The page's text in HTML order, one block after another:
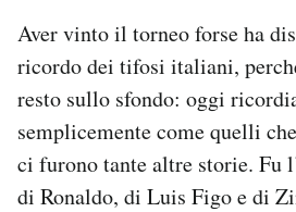
Aver vinto il torneo forse ha
ricordo dei tifosi italiani,
resto sullo sfondo: oggi
semplicemente come quelli
ci furono tante altre storie. Fu
di Ronaldo, di Luis Figo e di